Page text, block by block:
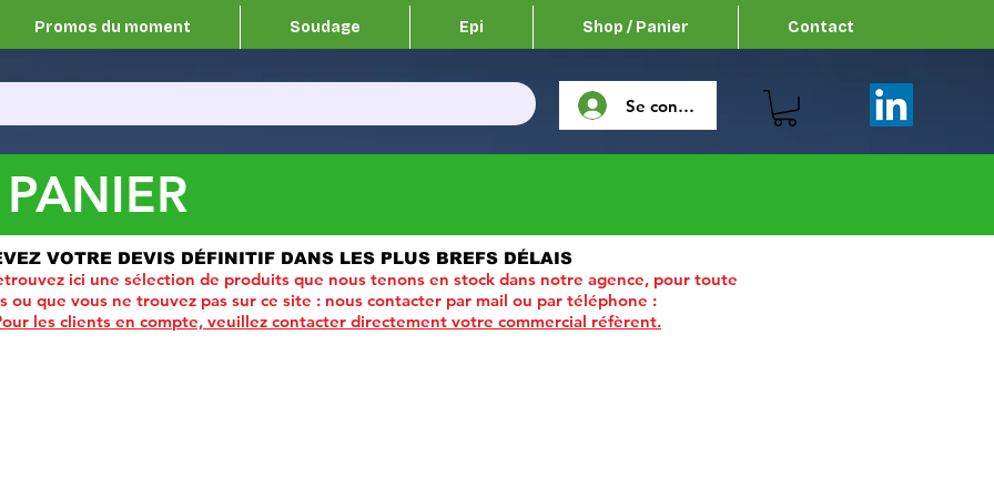
Promos du moment Soudage Epi Shop / Panier Contact
Se connecter
VOTRE DEVIS DÉFINITIF DANS LES PLUS BREFS DÉLAIS
ici une sélection de produits que nous tenons en stock dans notre agence, pour toute
que vous ne trouvez pas sur ce site : nous contacter par mail ou par téléphone :
les clients en compte, veuillez contacter directement votre commercial réfèrent.